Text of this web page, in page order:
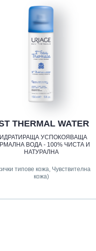
THERMAL WATER
УСПОКОЯВАЩА
ВОДА - 100% ЧИСТА И
НАТУРАЛНА
типове кожа, Чувствителна
кожа)